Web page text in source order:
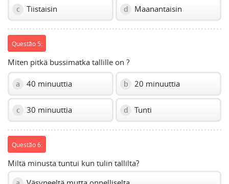
c Tiistaisin d Maanantaisin
Questão 5:
Miten pitkä bussimatka tallille on ?
a 40 minuuttia b 20 minuuttia
c 30 minuuttia d Tunti
Questão 6:
Miltä minusta tuntui kun tulin tallilta?